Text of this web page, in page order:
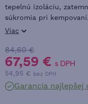
tepelnú izoláciu,
súkromia pri kempovaní.
Viac
84,60 €
67,59 € s DPH
54,95 € bez DPH
Garancia najlepšej